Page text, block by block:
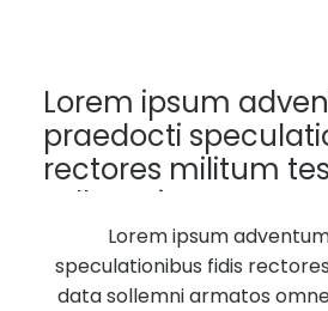
Lorem ipsum
praedocti
rectores militum
sollemni armatos.
Lorem ipsum
speculationibus fidis
data sollemni armatos